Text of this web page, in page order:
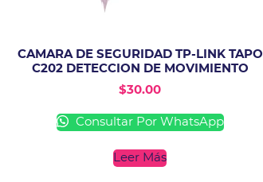
CAMARA DE SEGURIDAD TP-LINK TAPO
C202 DETECCION DE MOVIMIENTO
$30.00
Consultar Por WhatsApp
Leer Más